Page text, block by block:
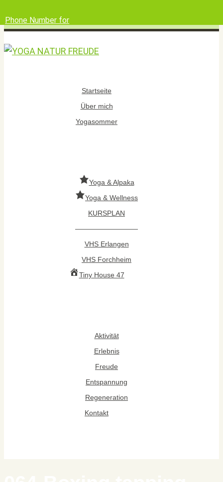
Startseite
Über mich
Yogasommer
Yoga & Alpaka
Yoga & Wellness
KURSPLAN
—————————
VHS Erlangen
VHS Forchheim
Tiny House 47
Aktivität
Erlebnis
Freude
Entspannung
Regeneration
Kontakt
Phone Number for